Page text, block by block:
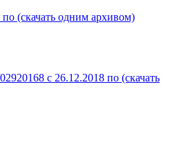
(скачать одним архивом)
с 26.12.2018 по (скачать